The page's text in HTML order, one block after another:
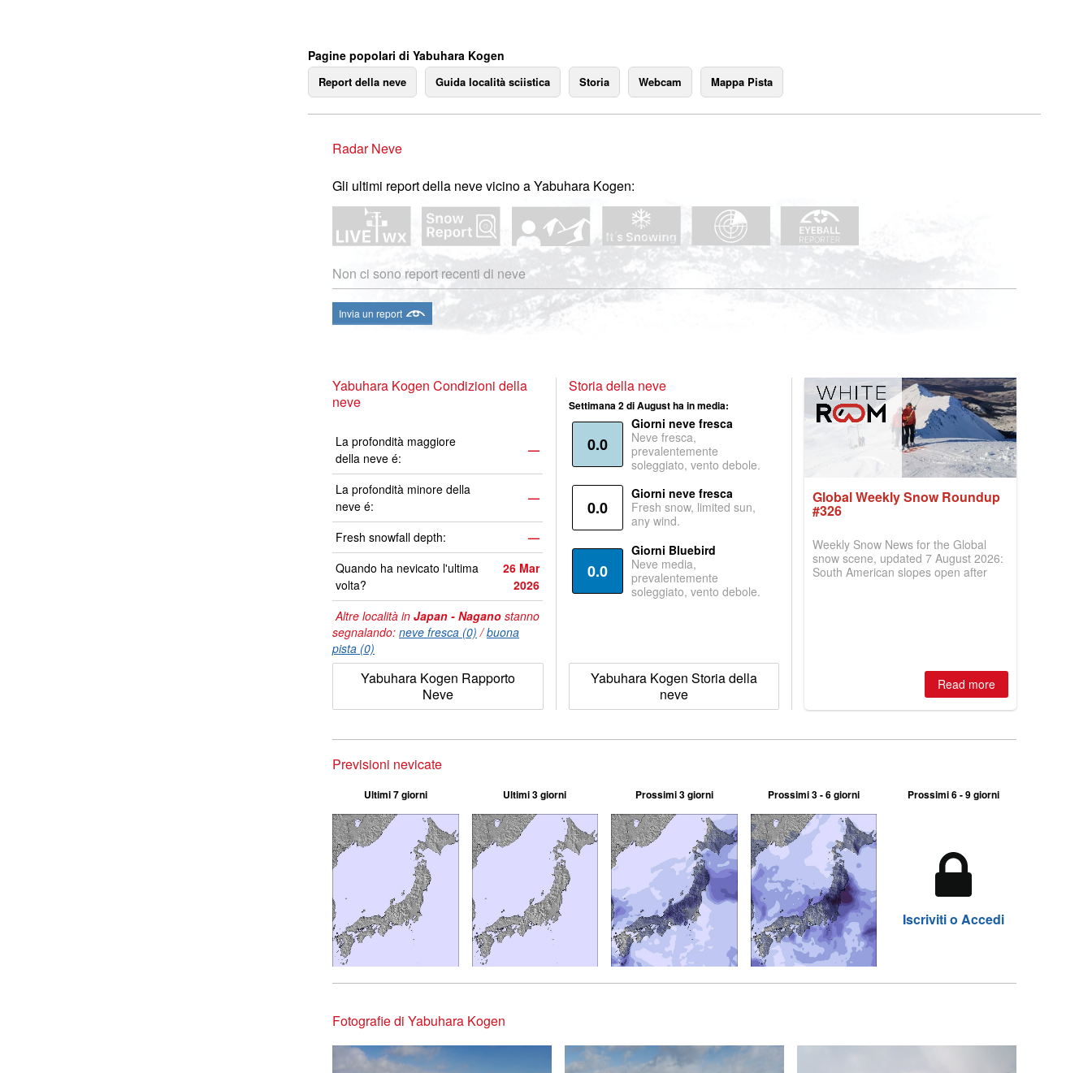
Pagine popolari di Yabuhara Kogen
Report della neve Guida località sciistica Storia Webcam Mappa Pista
Radar Neve
Gli ultimi report della neve vicino a Yabuhara Kogen:
Non ci sono report recenti di neve
Invia un report
Yabuhara Kogen Condizioni della
neve
La profondità maggiore
della neve é:
—
La profondità minore della
neve é:
—
Fresh snowfall depth:
—
Quando ha nevicato l'ultima
volta?
26 Mar
2026
Altre località in Japan - Nagano stanno
segnalando: neve fresca (0) /buona
pista (0)
Yabuhara Kogen Rapporto
Neve
Storia della neve
Settimana 2 di August ha in media:
0.0
Giorni neve fresca
Neve fresca,
prevalentemente
soleggiato, vento debole.
0.0
Giorni neve fresca
Fresh snow, limited sun,
any wind.
0.0
Giorni Bluebird
Neve media,
prevalentemente
soleggiato, vento debole.
Yabuhara Kogen Storia della
neve
Global Weekly Snow Roundup
#326
Weekly Snow News for the Global
snow scene, updated 7 August 2026:
South American slopes open after
Read more
Previsioni nevicate
Ultimi 7 giorni Ultimi 3 giorni Prossimi 3 giorni Prossimi 3 - 6 giorni Prossimi 6 - 9 giorni
Iscriviti o Accedi
Fotografie di Yabuhara Kogen